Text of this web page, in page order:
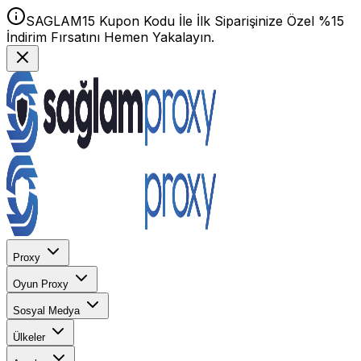
SAGLAM15 Kupon Kodu İle İlk Siparişinize Özel %15
İndirim Fırsatını Hemen Yakalayın.
Proxy
Oyun Proxy
Sosyal Medya
Ülkeler